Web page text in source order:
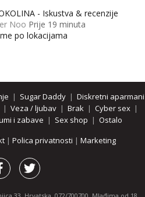
- Iskustva & recenzije
Noo Prije 19 minuta
po lokacijama
| Sugar Daddy| Diskretni aparmani
| Veza / ljubav | Brak | Cyber sex |
i zabave | Sex shop | Ostalo
| Polica privatnosti | Marketing